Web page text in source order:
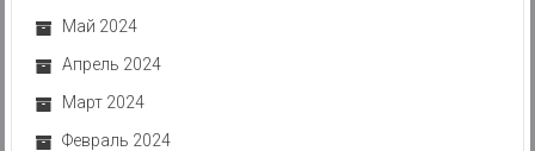
Май 2024
Апрель 2024
Март 2024
Февраль 2024